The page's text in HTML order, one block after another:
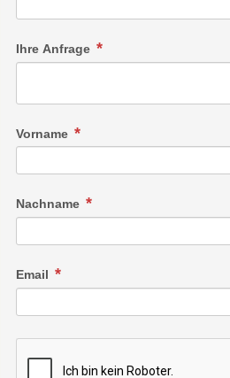
Ihre Anfrage
Vorname
Nachname
Email